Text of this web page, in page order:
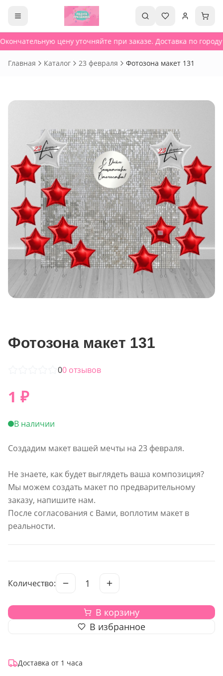
цену уточняйте при заказе. Доставка по городу
Главная Каталог 23 февраля Фотозона макет 131
Фотозона макет 131
00 отзывов
1 ₽
В наличии
Создадим макет вашей мечты на 23 февраля.
Не знаете, как будет выглядеть ваша композиция?
Мы можем создать макет по предварительному
заказу, напишите нам.
После согласования с Вами, воплотим макет в
реальности.
Количество: 1
В корзину
В избранное
Доставка от 1 часа